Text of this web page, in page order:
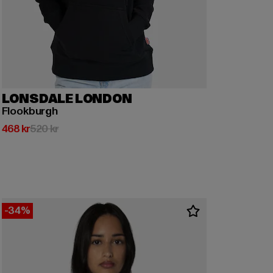
LONSDALE LONDON
Flookburgh
468 kr
Nuvarande pris: 468 kr
520 krKampanjpris: 520 kr
-34%